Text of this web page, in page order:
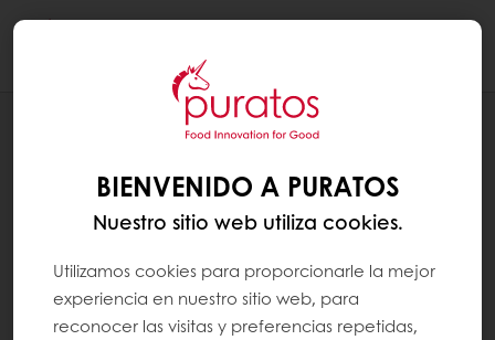
BIENVENIDO A PURATOS
Nuestro sitio web utiliza cookies.
Utilizamos cookies para proporcionarle la mejor
experiencia en nuestro sitio web, para
reconocer las visitas y preferencias repetidas,